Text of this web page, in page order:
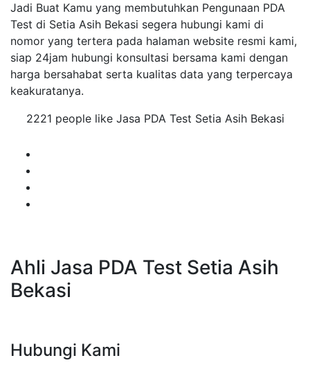
Jadi Buat Kamu yang membutuhkan Pengunaan PDA
Test di Setia Asih Bekasi segera hubungi kami di
nomor yang tertera pada halaman website resmi kami,
siap 24jam hubungi konsultasi bersama kami dengan
harga bersahabat serta kualitas data yang terpercaya
keakuratanya.
2221 people like Jasa PDA Test Setia Asih Bekasi
Ahli Jasa PDA Test Setia Asih
Bekasi
Hubungi Kami